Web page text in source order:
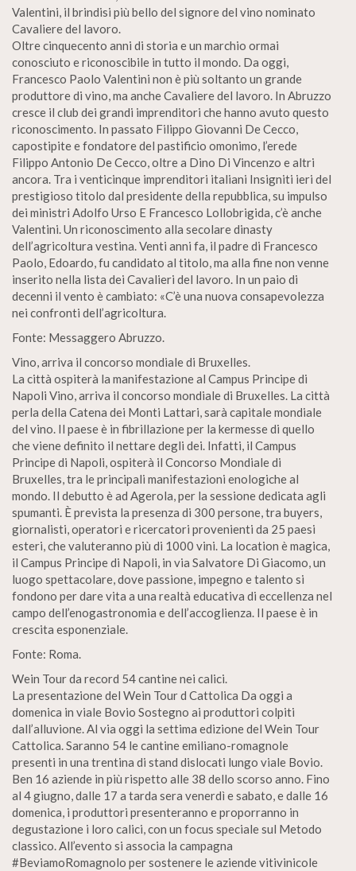
Valentini, il brindisi più bello del signore del vino nominato
Cavaliere del lavoro.
Oltre cinquecento anni di storia e un marchio ormai
conosciuto e riconoscibile in tutto il mondo. Da oggi,
Francesco Paolo Valentini non è più soltanto un grande
produttore di vino, ma anche Cavaliere del lavoro. In Abruzzo
cresce il club dei grandi imprenditori che hanno avuto questo
riconoscimento. In passato Filippo Giovanni De Cecco,
capostipite e fondatore del pastificio omonimo, l’erede
Filippo Antonio De Cecco, oltre a Dino Di Vincenzo e altri
ancora. Tra i venticinque imprenditori italiani Insigniti ieri del
prestigioso titolo dal presidente della repubblica, su impulso
dei ministri Adolfo Urso E Francesco Lollobrigida, c’è anche
Valentini. Un riconoscimento alla secolare dinasty
dell’agricoltura vestina. Venti anni fa, il padre di Francesco
Paolo, Edoardo, fu candidato al titolo, ma alla fine non venne
inserito nella lista dei Cavalieri del lavoro. In un paio di
decenni il vento è cambiato: «C’è una nuova consapevolezza
nei confronti dell’agricoltura.
Fonte: Messaggero Abruzzo.
Vino, arriva il concorso mondiale di Bruxelles.
La città ospiterà la manifestazione al Campus Principe di
Napoli Vino, arriva il concorso mondiale di Bruxelles. La città
perla della Catena dei Monti Lattari, sarà capitale mondiale
del vino. Il paese è in fibrillazione per la kermesse di quello
che viene definito il nettare degli dei. Infatti, il Campus
Principe di Napoli, ospiterà il Concorso Mondiale di
Bruxelles, tra le principali manifestazioni enologiche al
mondo. Il debutto è ad Agerola, per la sessione dedicata agli
spumanti. È prevista la presenza di 300 persone, tra buyers,
giornalisti, operatori e ricercatori provenienti da 25 paesi
esteri, che valuteranno più di 1000 vini. La location è magica,
il Campus Principe di Napoli, in via Salvatore Di Giacomo, un
luogo spettacolare, dove passione, impegno e talento si
fondono per dare vita a una realtà educativa di eccellenza nel
campo dell’enogastronomia e dell’accoglienza. Il paese è in
crescita esponenziale.
Fonte: Roma.
Wein Tour da record 54 cantine nei calici.
La presentazione del Wein Tour d Cattolica Da oggi a
domenica in viale Bovio Sostegno ai produttori colpiti
dall’alluvione. Al via oggi la settima edizione del Wein Tour
Cattolica. Saranno 54 le cantine emiliano-romagnole
presenti in una trentina di stand dislocati lungo viale Bovio.
Ben 16 aziende in più rispetto alle 38 dello scorso anno. Fino
al 4 giugno, dalle 17 a tarda sera venerdì e sabato, e dalle 16
domenica, i produttori presenteranno e proporranno in
degustazione i loro calici, con un focus speciale sul Metodo
classico. All’evento si associa la campagna
#BeviamoRomagnolo per sostenere le aziende vitivinicole